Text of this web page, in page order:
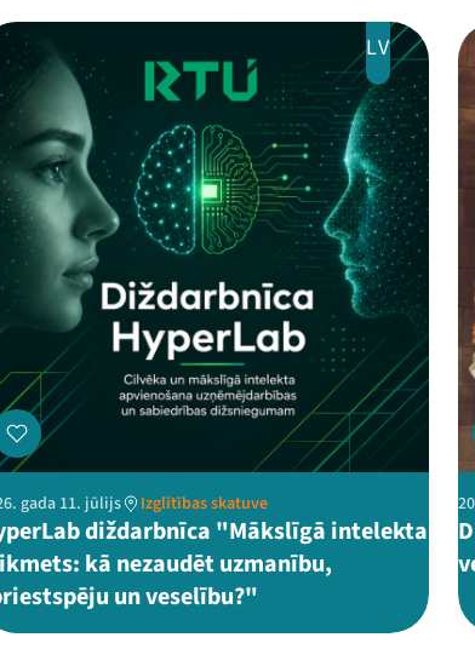
LV
gada 11. jūlijs Izglītības skatuve
diždarbnīca "Mākslīgā intelekta
kā nezaudēt uzmanību,
un veselību?"